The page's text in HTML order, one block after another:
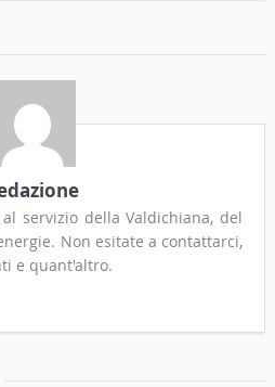
servizio della Valdichiana, del
Non esitate a contattarci,
e quant'altro.